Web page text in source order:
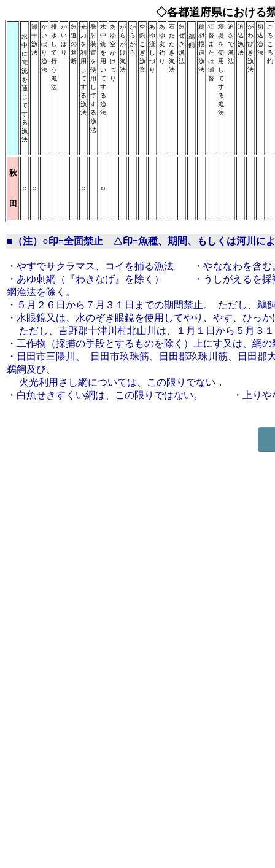
◇各都道府県におけ
水
中
に
電
流
を
通
じ
て
す
る
漁
法
瀬
干
漁
法
か
い
ぼ
り
漁
法
排
水
し
て
行
う
漁
法
か
い
ぼ
り
魚
道
の
遮
断
光
力
を
利
用
し
て
す
る
漁
法
発
射
装
置
を
使
用
し
て
す
る
漁
法
水
中
銃
を
用
い
て
す
る
漁
法
あ
ゆ
空
か
け
づ
り
が
ら
が
け
漁
法
か
ら
か
ら
空
釣
こ
ぎ
漁
業
あ
ゆ
流
し
づ
り
あ
ゆ
友
釣
り
石
た
た
き
漁
法
魚
ぜ
き
漁
法
鵜
飼
鵜
羽
根
追
漁
法
江
替
ま
た
は
瀬
替
堰
堤
を
使
用
し
て
す
る
漁
法
追
さ
で
漁
法
追
込
漁
法
が
わ
び
き
漁
法
切
込
漁
法
こ
ろ
こ
ろ
釣
秋
田
○ ○ ○ ○
■（注）○印=全面禁止 △印=魚種、期間、もしくは河川に
・やすでサクラマス、コイを捕る漁法 ・やななわを含む
・あゆ刺網（『わきなげ』を除く） ・うしがえるを採
網漁法を除く。
・５月２６日から７月３１日までの期間禁止。 ただ
・水眼鏡又は、水のぞき眼鏡を使用してやり、やす、ひっ
ただし、吉野郡十津川村北山川は、１月１日から
・工作物（採捕の手段とするものを除く）上にす又は
・日田市三隈川、 日田市玖珠筋、日田郡玖珠川筋、日田
鵜飼及び、
火光利用さし網については、この限りでない．
・白魚せきすくい網は、この限りではない。 ・上り